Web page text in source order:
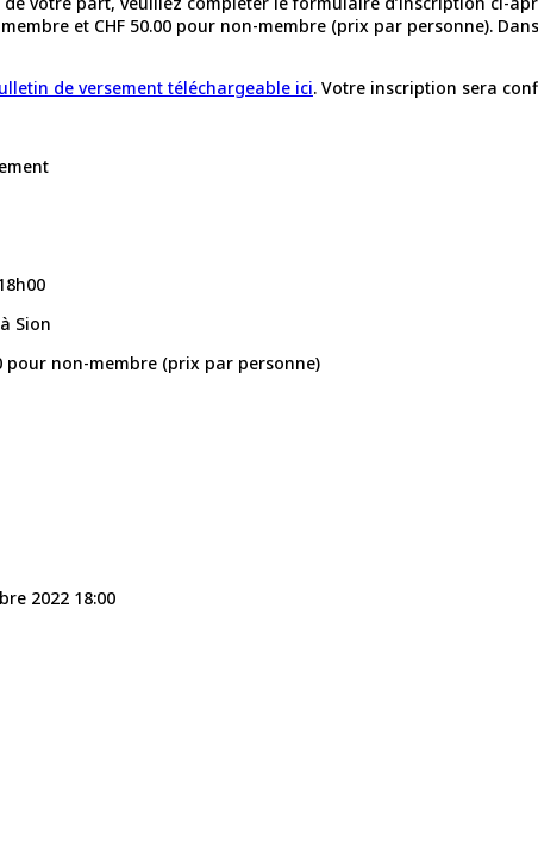
membre et CHF 50.00 pour non-membre (prix par personne).
de versement téléchargeable ici. Votre inscription sera
Sion
pour non-membre (prix par personne)
2022 18:00